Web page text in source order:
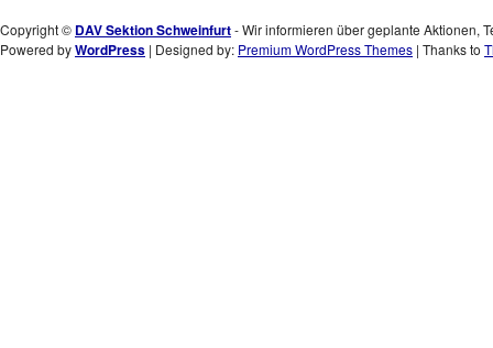
Copyright © DAV Sektion Schweinfurt- Wir informieren über geplante Aktionen,
Powered byWordPress | Designed by: Premium WordPress Themes | Thanks to